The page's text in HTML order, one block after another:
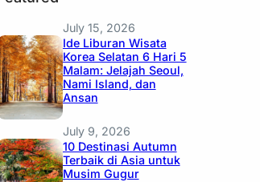
July 15, 2026
Ide Liburan Wisata
Korea Selatan 6 Hari 5
Malam: Jelajah Seoul,
Nami Island, dan
Ansan
July 9, 2026
10 Destinasi Autumn
Terbaik di Asia untuk
Musim Gugur